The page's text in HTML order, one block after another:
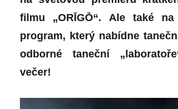
filmu „ORĪGŌ“. Ale také na
program, který nabídne
odborné taneční
večer!